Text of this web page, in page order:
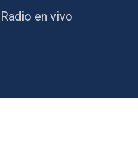
Radio en vivo